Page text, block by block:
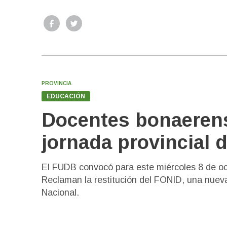
PROVINCIA
EDUCACIÓN
Docentes
jornada provincial
El FUDB convocó para este miércoles 8 de
Reclaman la restitución del FONID, una
Nacional.